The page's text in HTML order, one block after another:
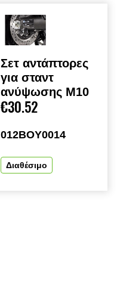
Σετ αντάπτορες
για σταντ
ανύψωσης M10
€30.52
012BOY0014
Διαθέσιμο